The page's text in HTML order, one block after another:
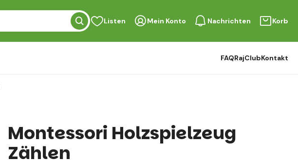
Listen Mein Konto Nachrichten Korb
FAQRajClubKontakt
Montessori Holzspielzeug
Zählen